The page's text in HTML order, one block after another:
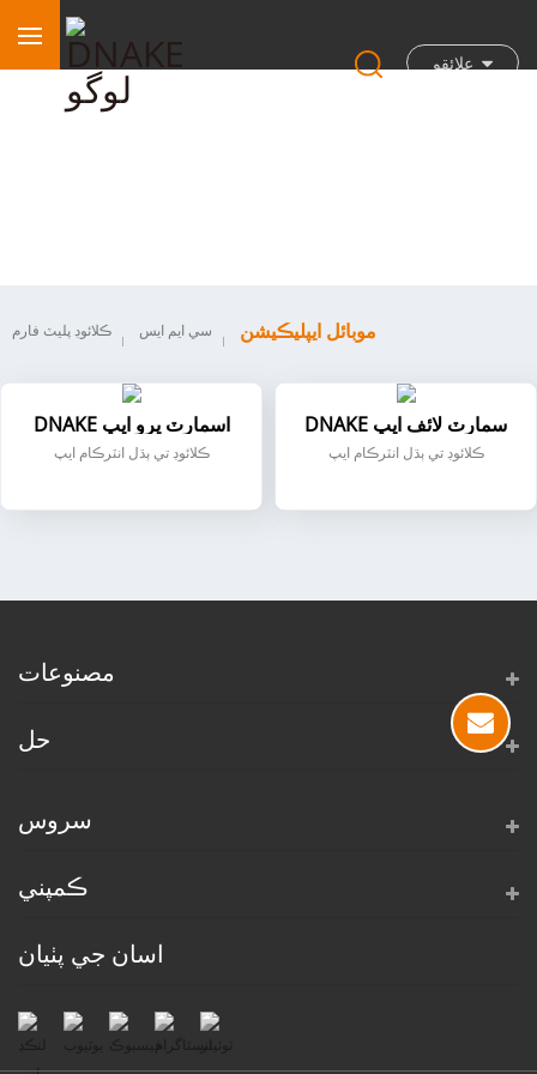
علائقو
ڪلائوڊ پليٽ فارم سي ايم ايس موبائل ايپليڪيشن
DNAKE اسمارٽ پرو ايپ
ڪلائوڊ تي ٻڌل انٽرڪام ايپ
DNAKE سمارٽ لائف ايپ
ڪلائوڊ تي ٻڌل انٽرڪام ايپ
مصنوعات
حل
سروس
ڪمپني
اسان جي پٺيان